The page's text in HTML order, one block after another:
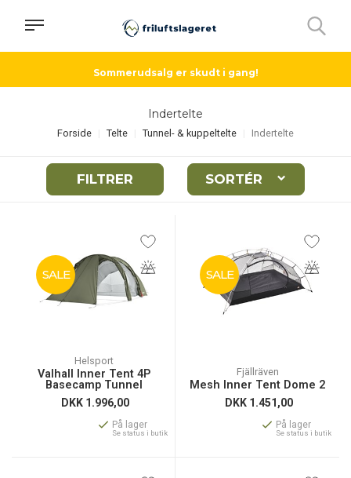
Sommerudsalg er skudt i gang!
Indertelte
Forside Telte Tunnel- & kuppeltelte Indertelte
FILTRER SORTÉR
SALE
Helsport
Valhall Inner Tent 4P
Basecamp Tunnel
DKK 1.996,00
På lager
Se status i butik
SALE
Fjällräven
Mesh Inner Tent Dome 2
DKK 1.451,00
På lager
Se status i butik